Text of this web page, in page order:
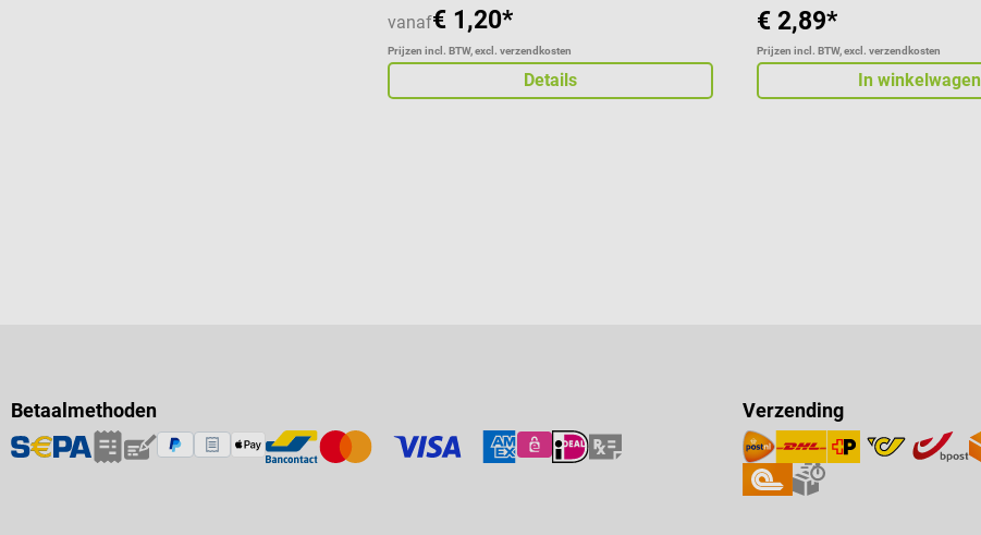
vanaf€ 1,20*
Prijzen incl. BTW, excl. verzendkosten
Details
€ 2,89*
Prijzen incl. BTW, excl. verzendkosten
In winkelwagen
Betaalmethoden Verzending